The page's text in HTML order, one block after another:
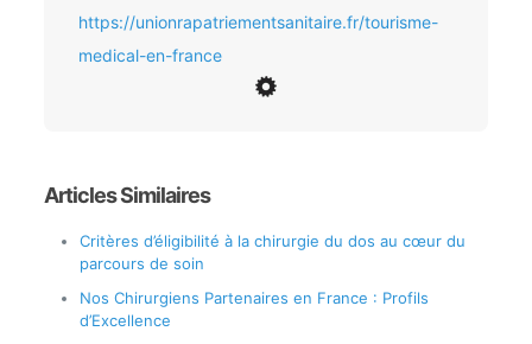
https://unionrapatriementsanitaire.fr/tourisme-
medical-en-france
Articles Similaires
Critères d’éligibilité à la chirurgie du dos au cœur du
parcours de soin
Nos Chirurgiens Partenaires en France : Profils
d’Excellence